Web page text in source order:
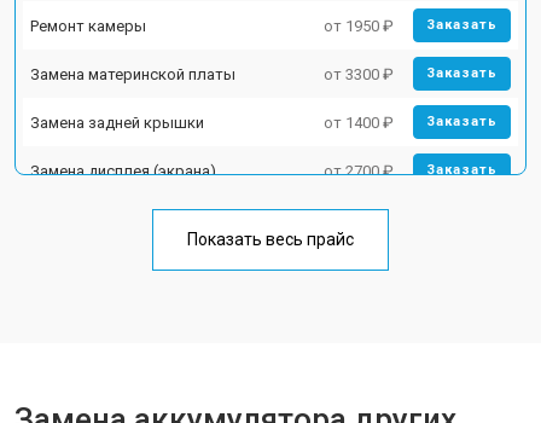
Ремонт камеры от 1950 ₽ Заказать
Замена материнской платы от 3300 ₽ Заказать
Замена задней крышки от 1400 ₽ Заказать
Замена дисплея (экрана) от 2700 ₽ Заказать
Ремонт цепи питания от 3200 ₽
Показать весь прайс